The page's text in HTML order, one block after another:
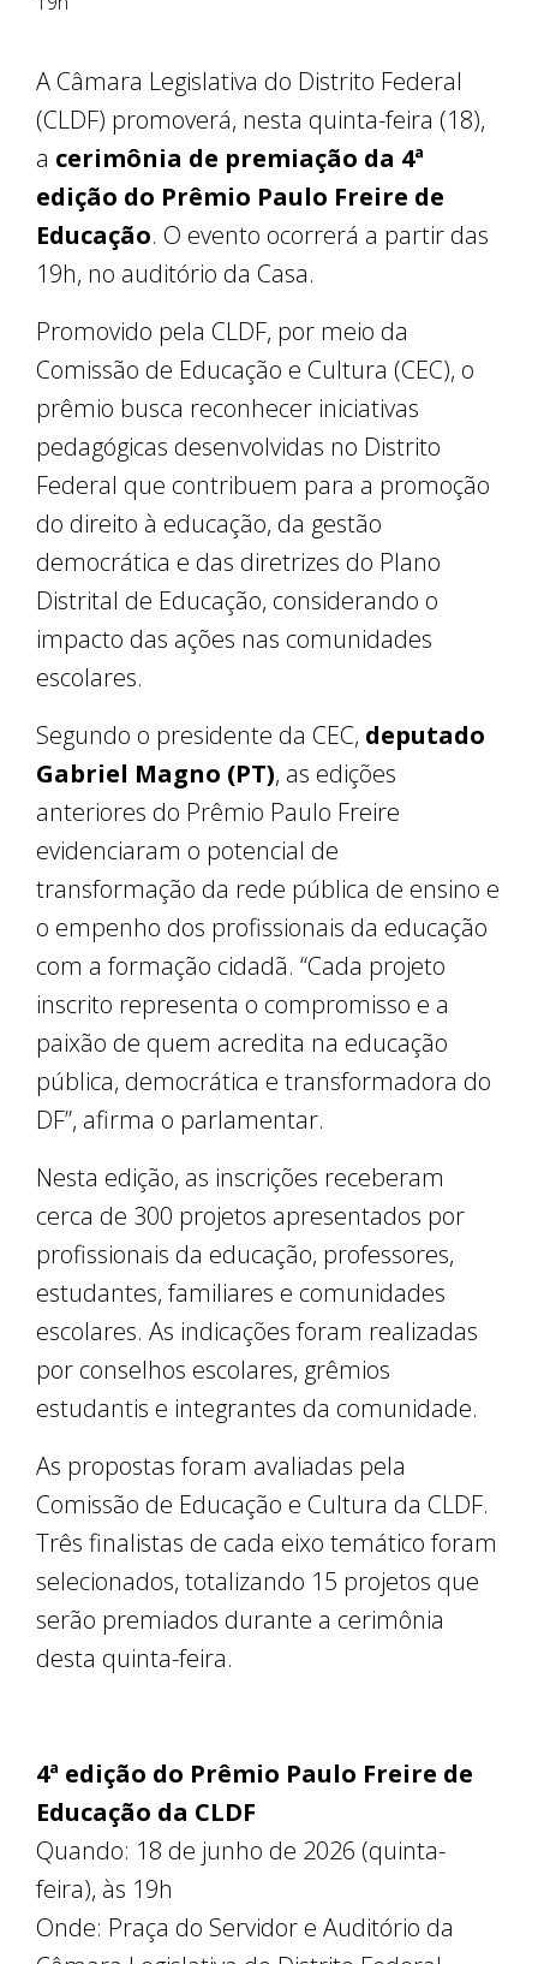
A Câmara Legislativa do Distrito Federal
(CLDF) promoverá, nesta quinta-feira (18),
a cerimônia de premiação da 4ª
edição do Prêmio Paulo Freire de
Educação. O evento ocorrerá a partir das
19h, no auditório da Casa.
Promovido pela CLDF, por meio da
Comissão de Educação e Cultura (CEC), o
prêmio busca reconhecer iniciativas
pedagógicas desenvolvidas no Distrito
Federal que contribuem para a promoção
do direito à educação, da gestão
democrática e das diretrizes do Plano
Distrital de Educação, considerando o
impacto das ações nas comunidades
escolares.
Segundo o presidente da CEC, deputado
Gabriel Magno (PT), as edições
anteriores do Prêmio Paulo Freire
evidenciaram o potencial de
transformação da rede pública de ensino e
o empenho dos profissionais da educação
com a formação cidadã. “Cada projeto
inscrito representa o compromisso e a
paixão de quem acredita na educação
pública, democrática e transformadora do
DF”, afirma o parlamentar.
Nesta edição, as inscrições receberam
cerca de 300 projetos apresentados por
profissionais da educação, professores,
estudantes, familiares e comunidades
escolares. As indicações foram realizadas
por conselhos escolares, grêmios
estudantis e integrantes da comunidade.
As propostas foram avaliadas pela
Comissão de Educação e Cultura da CLDF.
Três finalistas de cada eixo temático foram
selecionados, totalizando 15 projetos que
serão premiados durante a cerimônia
desta quinta-feira.
4ª edição do Prêmio Paulo Freire de
Educação da CLDF
Quando: 18 de junho de 2026 (quinta-
feira), às 19h
Onde: Praça do Servidor e Auditório da